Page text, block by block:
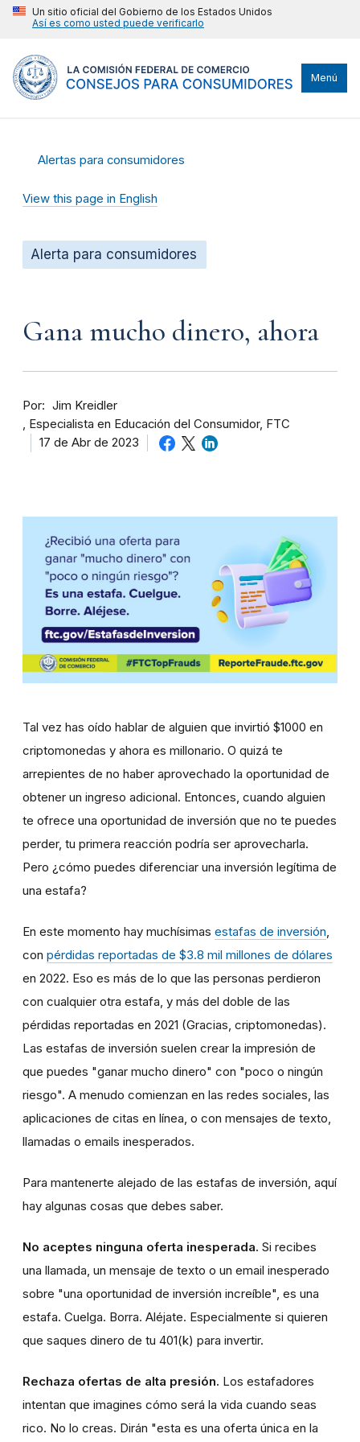
Un sitio oficial del Gobierno de los Estados Unidos
Así es como usted puede verificarlo
Menú
Alertas para consumidores
View this page in English
Alerta para consumidores
Gana mucho dinero, ahora
Por
Jim Kreidler
Especialista en Educación del Consumidor, FTC
17 de Abr de 2023
Tal vez has oído hablar de alguien que invirtió $1000 en
criptomonedas y ahora es millonario. O quizá te
arrepientes de no haber aprovechado la oportunidad de
obtener un ingreso adicional. Entonces, cuando alguien
te ofrece una oportunidad de inversión que no te puedes
perder, tu primera reacción podría ser aprovecharla.
Pero ¿cómo puedes diferenciar una inversión legítima de
una estafa?
En este momento hay muchísimas estafas de inversión,
con pérdidas reportadas de $3.8 mil millones de dólares
en 2022. Eso es más de lo que las personas perdieron
con cualquier otra estafa, y más del doble de las
pérdidas reportadas en 2021 (Gracias, criptomonedas).
Las estafas de inversión suelen crear la impresión de
que puedes "ganar mucho dinero" con "poco o ningún
riesgo". A menudo comienzan en las redes sociales, las
aplicaciones de citas en línea, o con mensajes de texto,
llamadas o emails inesperados.
Para mantenerte alejado de las estafas de inversión, aquí
hay algunas cosas que debes saber.
No aceptes ninguna oferta inesperada. Si recibes
una llamada, un mensaje de texto o un email inesperado
sobre "una oportunidad de inversión increíble", es una
estafa. Cuelga. Borra. Aléjate. Especialmente si quieren
que saques dinero de tu 401(k) para invertir.
Rechaza ofertas de alta presión. Los estafadores
intentan que imagines cómo será la vida cuando seas
rico. No lo creas. Dirán "esta es una oferta única en la